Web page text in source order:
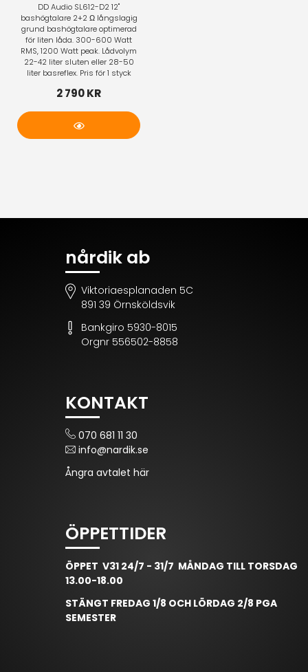
DD Audio SL612-D2 12"
bashögtalare 2+2 Ω långslagig
grund bashögtalare optimerad
för liten låda. 300-600 Watt
RMS, 1200 Watt peak. Lådvolym
22-42 liter sluten eller 28-50
liter basreflex. Pris för 1 styck
2 790 KR
nårdik ab
Viktoriaesplanaden 5C
891 39 Örnsköldsvik
Bankgiro 5930-8015
Orgnr 556502-8858
KONTAKT
070 681 11 30
info@nardik.se
Ångra avtalet här
ÖPPETTIDER
ÖPPET V31 24/7 - 31/7 MÅNDAG TILL TORSDAG
13.00-18.00
STÄNGT FREDAG 1/8 OCH LÖRDAG 2/8 PGA
SEMESTER